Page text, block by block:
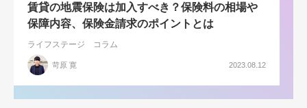
賃貸の地震保険は加入すべき？保険料の相場や
保障内容、保険金請求のポイントとは
ライフステージ コラム
苛原 寛 2023.08.12